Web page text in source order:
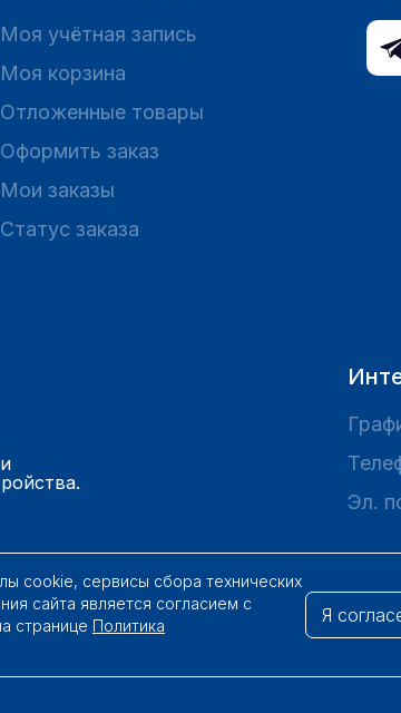
Моя учётная запись
Моя корзина
Отложенные товары
Оформить заказ
Мои заказы
Статус заказа
Эл.
cookie, сервисы сбора технических
сайта является согласием с
странице Политика
Я